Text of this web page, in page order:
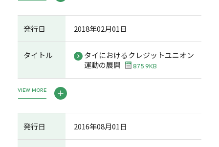
発行日 2018年02月01日
タイトル
タイにおけるクレジットユニオン
運動の展開
875.9KB
VIEW MORE
発行日 2016年08月01日